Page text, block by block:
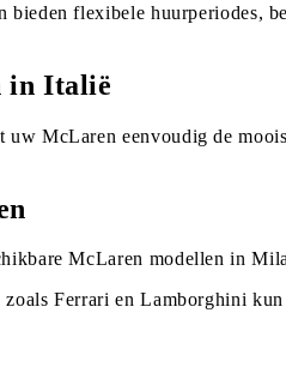
bieden flexibele huurperiodes,
in Italië
uw McLaren eenvoudig de
McLaren modellen in
zoals Ferrari en Lamborghini